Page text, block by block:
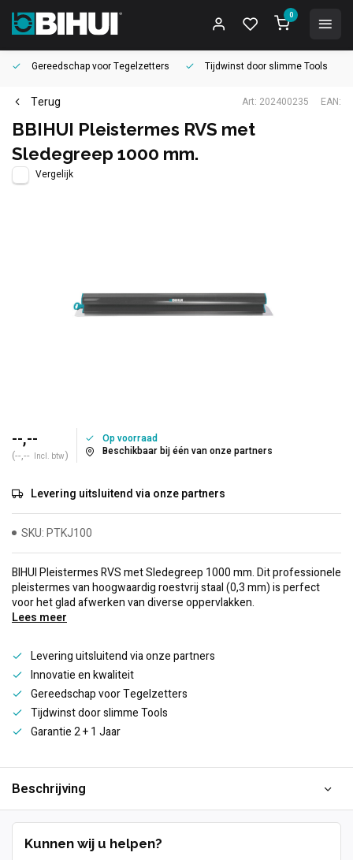
0
Gereedschap voorTegelzetters Tijdwinst door slimme Tools
Terug Art: 202400235 EAN:
BBIHUI Pleistermes RVS met
Sledegreep 1000 mm.
Vergelijk
--,--
(--,-- Incl. btw)
Op voorraad
Beschikbaar bij één van onze partners
Levering uitsluitend via onze partners
SKU: PTKJ100
BIHUI Pleistermes RVS met Sledegreep 1000 mm. Dit professionele
pleistermes van hoogwaardig roestvrij staal (0,3 mm) is perfect
voor het glad afwerken van diverse oppervlakken.
Lees meer
Levering uitsluitend via onze partners
Innovatie en kwaliteit
Gereedschap voor Tegelzetters
Tijdwinst door slimme Tools
Garantie 2 + 1 Jaar
Beschrijving
Kunnen wij u helpen?